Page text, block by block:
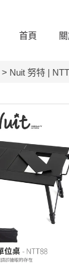
首頁
> Nuit 努特 |